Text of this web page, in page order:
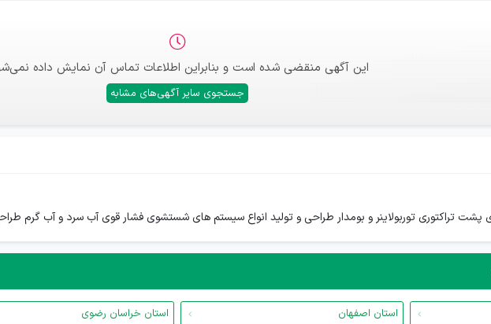
این آگهی منقضی شده است و بنابراین اطلاعات تماس آن نمایش داده
جستجوی سایر آگهی‌های مشابه
پشت تراکتوری توربولاینر و بومدار طراحی و تولید انواع سیستم های شستشوی فشار قوی آب سرد و آب گرم
استان اصفهان استان خراسان رضوی